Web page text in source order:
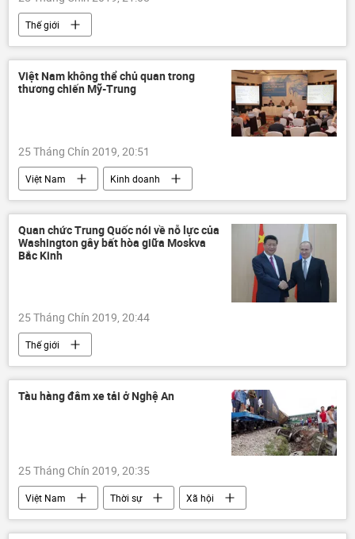
Thế giới
Việt Nam không thể chủ quan trong
thương chiến Mỹ-Trung
25 Tháng Chín 2019, 20:51
Việt Nam Kinh doanh
Quan chức Trung Quốc nói về nỗ lực của
Washington gây bất hòa giữa Moskva
Bắc Kinh
25 Tháng Chín 2019, 20:44
Thế giới
Tàu hàng đâm xe tải ở Nghệ An
25 Tháng Chín 2019, 20:35
Việt Nam Thời sự Xã hội